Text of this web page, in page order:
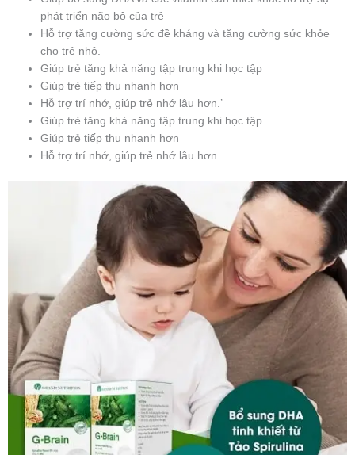
phát triển não bộ của trẻ
Hỗ trợ tăng cường sức đề kháng và tăng cường sức khỏe
cho trẻ nhỏ.
Giúp trẻ tăng khả năng tập trung khi học tập
Giúp trẻ tiếp thu nhanh hơn
Hỗ trợ trí nhớ, giúp trẻ nhớ lâu hơn.’
Giúp trẻ tăng khả năng tập trung khi học tập
Giúp trẻ tiếp thu nhanh hơn
Hỗ trợ trí nhớ, giúp trẻ nhớ lâu hơn.